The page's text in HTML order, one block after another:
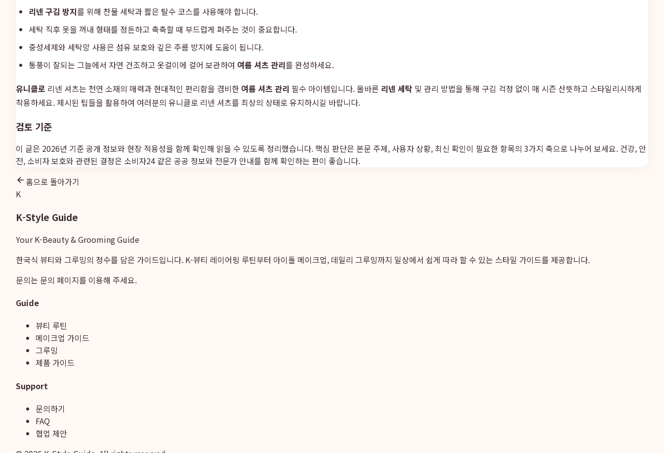
리넨 구김 방지를 위해 찬물 세탁과 짧은 탈수 코스를 사용해야 합니다.
세탁 직후 옷을 꺼내 형태를 정돈하고 축축할 때 부드럽게 펴주는 것이 중요합니다.
중성세제와 세탁망 사용은 섬유 보호와 깊은 주름 방지에 도움이 됩니다.
통풍이 잘되는 그늘에서 자연 건조하고 옷걸이에 걸어 보관하여 여름 셔츠 관리를 완성하세요.
유니클로 리넨 셔츠는 천연 소재의 매력과 현대적인 편리함을 겸비한 여름 셔츠 관리 필수 아이템입니다. 올바른 리넨 세탁 및 관리 방법을 통해 구김 걱정 없이 매 시즌 산뜻하고 스타일리시하게
착용하세요. 제시된 팁들을 활용하여 여러분의 유니클로 리넨 셔츠를 최상의 상태로 유지하시길 바랍니다.
검토 기준
이 글은 2026년 기준 공개 정보와 현장 적용성을 함께 확인해 읽을 수 있도록 정리했습니다. 핵심 판단은 본문 주제, 사용자 상황, 최신 확인이 필요한 항목의 3가지 축으로 나누어 보세요. 건강, 안
전, 소비자 보호와 관련된 결정은 소비자24 같은 공공 정보와 전문가 안내를 함께 확인하는 편이 좋습니다.
홈으로 돌아가기
K
K-Style Guide
Your K-Beauty & Grooming Guide
한국식 뷰티와 그루밍의 정수를 담은 가이드입니다. K-뷰티 레이어링 루틴부터 아이돌 메이크업, 데일리 그루밍까지 일상에서 쉽게 따라 할 수 있는 스타일 가이드를 제공합니다.
문의는 문의 페이지를 이용해 주세요.
Guide
뷰티 루틴
메이크업 가이드
그루밍
제품 가이드
Support
문의하기
FAQ
협업 제안